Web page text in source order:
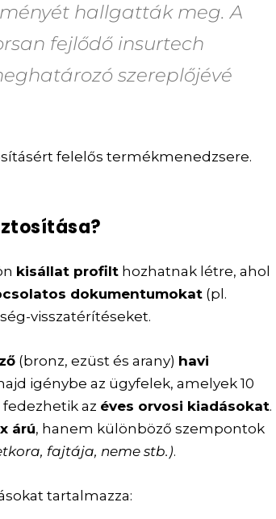
hallgatták meg. A
fejlődő insurtech
szereplőjévé
felelős termékmenedzsere.
kisállat profilt hozhatnak létre, ahol
dokumentumokat (pl.
visszatérítéseket.
(bronz, ezüst és arany) havi
igénybe az ügyfelek, amelyek 10
az éves orvosi kiadásokat.
árú, hanem különböző szempontok
fajtája, neme stb.).
tartalmazza: